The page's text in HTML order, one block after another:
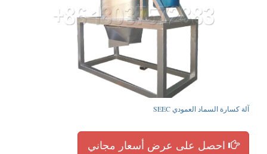
آلة كسارة السماد العمودي SEEC
احصل على عرض أسعار مجاني